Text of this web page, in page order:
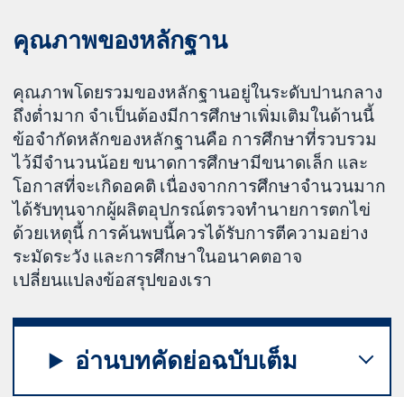
คุณภาพของหลักฐาน
คุณภาพโดยรวมของหลักฐานอยู่ในระดับปานกลาง
ถึงต่ำมาก จำเป็นต้องมีการศึกษาเพิ่มเติมในด้านนี้
ข้อจำกัดหลักของหลักฐานคือ การศึกษาที่รวบรวม
ไว้มีจำนวนน้อย ขนาดการศึกษามีขนาดเล็ก และ
โอกาสที่จะเกิดอคติ เนื่องจากการศึกษาจำนวนมาก
ได้รับทุนจากผู้ผลิตอุปกรณ์ตรวจทำนายการตกไข่
ด้วยเหตุนี้ การค้นพบนี้ควรได้รับการตีความอย่าง
ระมัดระวัง และการศึกษาในอนาคตอาจ
เปลี่ยนแปลงข้อสรุปของเรา
อ่านบทคัดย่อฉบับเต็ม